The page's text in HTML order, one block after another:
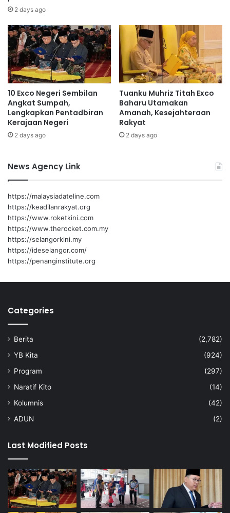
a
a
n
g
T
a
n
p
a
S
e
n
m
e
k
a
t
P
i
l
a
h
,
A
k
u
e
r
a
t
T
i
n
g
g
n
a
n
h
B
u
l
e
s
a
i
2 days ago
10 Exco Negeri Sembilan
Angkat Sumpah,
Lengkapkan Pentadbiran
Kerajaan Negeri
2 days ago
Tuanku Muhriz Titah Exco
Baharu Utamakan
Amanah, Kesejahteraan
Rakyat
2 days ago
News Agency Link
https://malaysiadateline.com
https://keadilanrakyat.org
https://www.roketkini.com
https://www.therocket.com.my
https://selangorkini.my
https://ideselangor.com/
https://penanginstitute.org
Categories
Berita
(2,782)
YB Kita
(924)
Program
(297)
Naratif Kito
(14)
Kolumnis
(42)
ADUN
(2)
Last Modified Posts